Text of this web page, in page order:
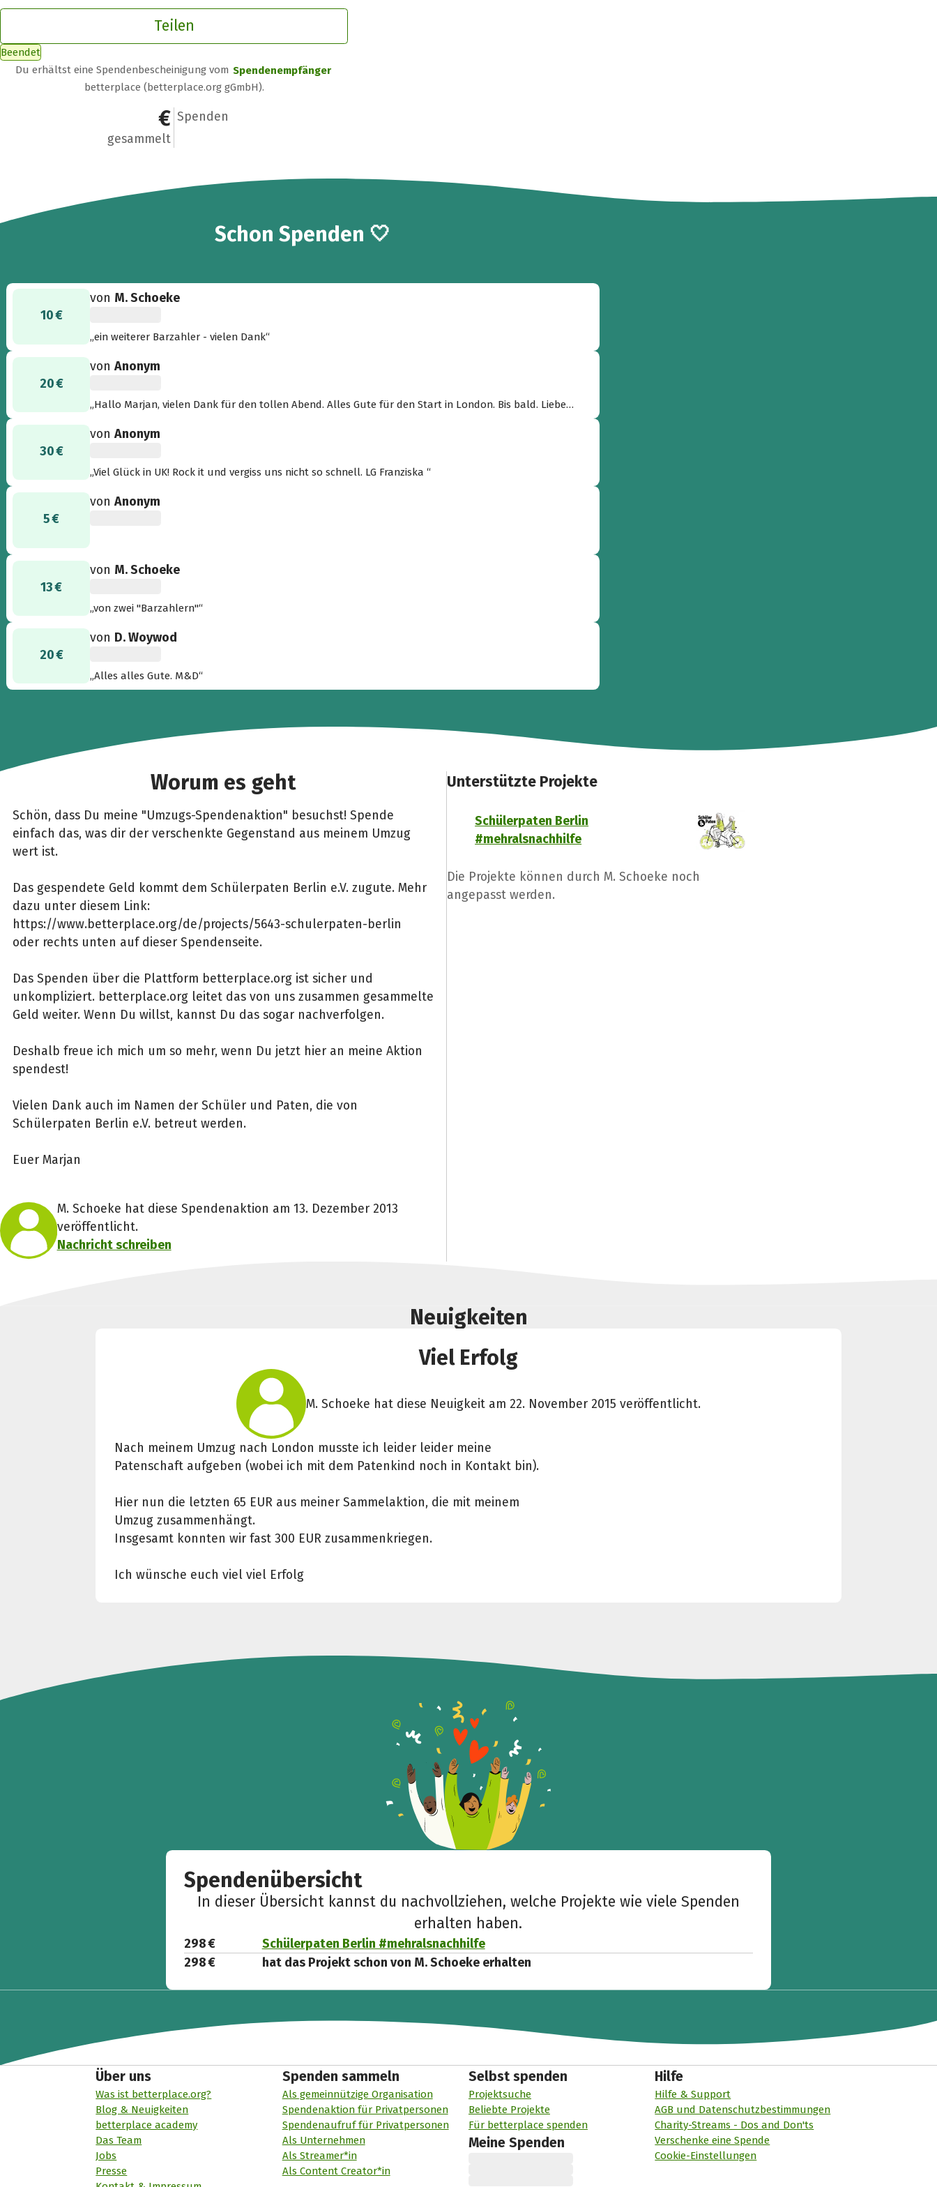
Teilen
Beendet
Du erhältst eine Spendenbescheinigung vom Spendenempfänger
betterplace (betterplace.org gGmbH).
298 €
gesammelt
17
Spenden
Schon17
Spenden 🤍
10 €
von M. Schoeke
„ein weiterer Barzahler - vielen Dank“
20 €
vonAnonym
„Hallo Marjan, vielen Dank für den tollen Abend. Alles Gute für den Start in London. Bis bald. Liebe
30 €
vonAnonym
„Viel Glück in UK! Rock it und vergiss uns nicht so schnell. LG Franziska “
5 €
vonAnonym
13 €
von M. Schoeke
„von zwei "Barzahlern"“
20 €
von D. Woywod
„Alles alles Gute. M&D“
Worum es geht
Schön, dass Du meine "Umzugs-Spendenaktion" besuchst! Spende
einfach das, was dir der verschenkte Gegenstand aus meinem Umzug
wert ist.
Das gespendete Geld kommt dem Schülerpaten Berlin e.V. zugute. Mehr
dazu unter diesem Link:
https://www.betterplace.org/de/projects/5643-schulerpaten-berlin
oder rechts unten auf dieser Spendenseite.
Das Spenden über die Plattform betterplace.org ist sicher und
unkompliziert. betterplace.org leitet das von uns zusammen gesammelte
Geld weiter. Wenn Du willst, kannst Du das sogar nachverfolgen.
Deshalb freue ich mich um so mehr, wenn Du jetzt hier an meine Aktion
spendest!
Vielen Dank auch im Namen der Schüler und Paten, die von
Schülerpaten Berlin e.V. betreut werden.
Euer Marjan
M. Schoeke hat diese Spendenaktion am 13. Dezember 2013
veröffentlicht.
Nachricht schreiben
Unterstützte Projekte
Schülerpaten Berlin
#mehralsnachhilfe
Die Projekte können durch M. Schoeke noch
angepasst werden.
Neuigkeiten
Viel Erfolg
M. Schoeke hat diese Neuigkeit am 22. November 2015 veröffentlicht.
Nach meinem Umzug nach London musste ich leider leider meine
Patenschaft aufgeben (wobei ich mit dem Patenkind noch in Kontakt bin).
Hier nun die letzten 65 EUR aus meiner Sammelaktion, die mit meinem
Umzug zusammenhängt.
Insgesamt konnten wir fast 300 EUR zusammenkriegen.
Ich wünsche euch viel viel Erfolg
Spendenübersicht
In dieser Übersicht kannst du nachvollziehen, welche Projekte wie viele Spenden
erhalten haben.
298 €
Schülerpaten Berlin #mehralsnachhilfe
298 €
hat das Projekt schon von M. Schoeke erhalten
Über uns
Was ist betterplace.org?
Blog & Neuigkeiten
betterplace academy
Das Team
Jobs
Presse
Spenden sammeln
Als gemeinnützige Organisation
Spendenaktion für Privatpersonen
Spendenaufruf für Privatpersonen
Als Unternehmen
Als Streamer*in
Als Content Creator*in
Selbst spenden
Projektsuche
Beliebte Projekte
Für betterplace spenden
Meine Spenden
Hilfe
Hilfe & Support
AGB und Datenschutzbestimmungen
Charity-Streams - Dos and Don'ts
Verschenke eine Spende
Cookie-Einstellungen